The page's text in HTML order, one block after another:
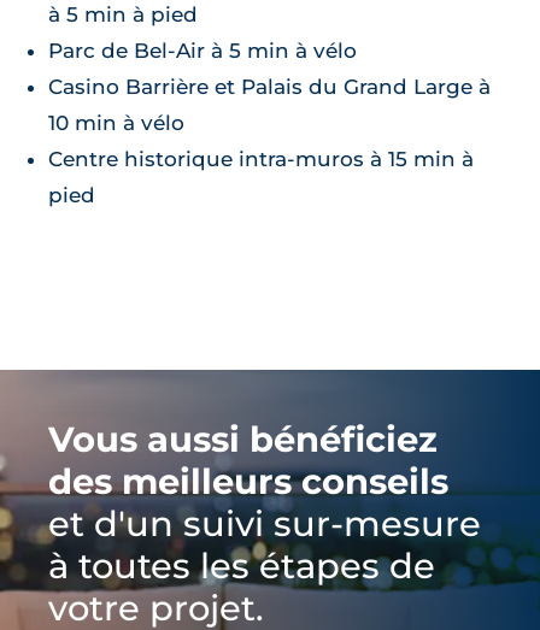
à 5 min à pied
Parc de Bel-Air à 5 min à vélo
Casino Barrière et Palais du Grand Large à
10 min à vélo
Centre historique intra-muros à 15 min à
pied
Vous aussi bénéficiez
des meilleurs conseils
et d'un suivi sur-mesure
à toutes les étapes de
votre projet.